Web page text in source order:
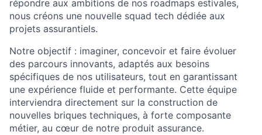
répondre aux ambitions de nos roadmaps estivales,
nous créons une nouvelle squad tech dédiée aux
projets assurantiels.
Notre objectif : imaginer, concevoir et faire évoluer
des parcours innovants, adaptés aux besoins
spécifiques de nos utilisateurs, tout en garantissant
une expérience fluide et performante. Cette équipe
interviendra directement sur la construction de
nouvelles briques techniques, à forte composante
métier, au cœur de notre produit assurance.